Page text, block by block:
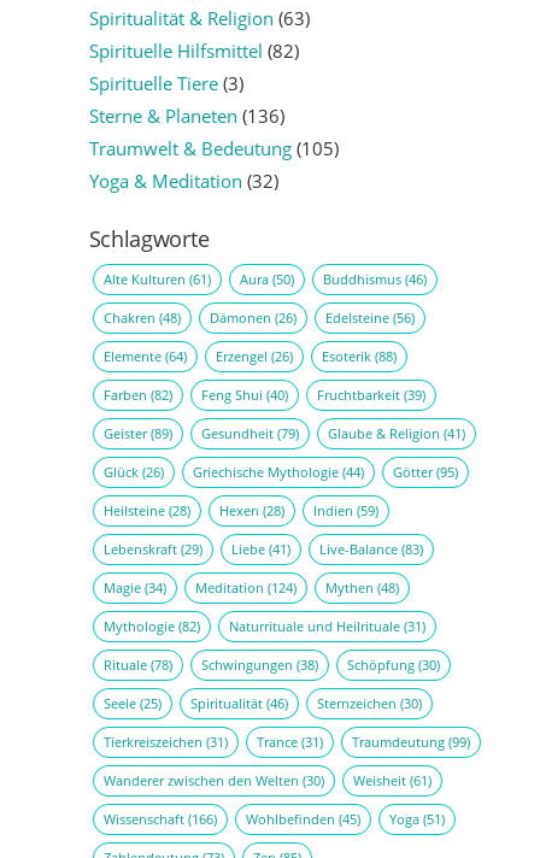
Spiritualität & Religion (63)
Spirituelle Hilfsmittel (82)
Spirituelle Tiere(3)
Sterne & Planeten (136)
Traumwelt & Bedeutung(105)
Yoga & Meditation (32)
Schlagworte
Alte Kulturen (61) Aura(50) Buddhismus(46)
Chakren (48) Dämonen (26) Edelsteine(56)
Elemente(64) Erzengel (26) Esoterik(88)
Farben (82) Feng Shui (40) Fruchtbarkeit(39)
Geister(89) Gesundheit(79) Glaube & Religion (41)
Glück(26) Griechische Mythologie(44) Götter(95)
Heilsteine(28) Hexen (28) Indien (59)
Lebenskraft(29) Liebe(41) Live-Balance(83)
Magie(34) Meditation (124) Mythen (48)
Mythologie(82) Naturrituale und Heilrituale(31)
Rituale(78) Schwingungen (38) Schöpfung(30)
Seele(25) Spiritualität(46) Sternzeichen (30)
Tierkreiszeichen (31) Trance(31) Traumdeutung(99)
Wanderer zwischen den Welten (30) Weisheit(61)
Wissenschaft(166) Wohlbefinden (45) Yoga(51)